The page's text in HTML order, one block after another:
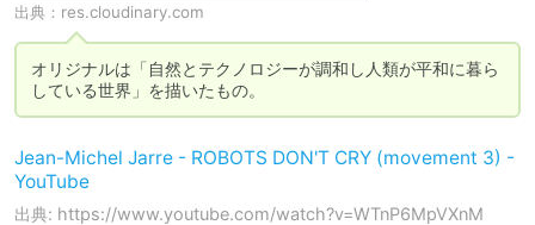
出典： res.cloudinary.com
オリジナルは「自然とテクノロジーが調和し人類が平和に暮ら
している世界」を描いたもの。
Jean-Michel Jarre - ROBOTS DON'T CRY (movement 3) -
YouTube
出典: https://www.youtube.com/watch?v=WTnP6MpVXnM